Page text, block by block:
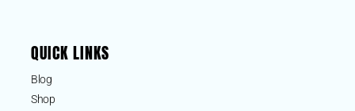
QUICK LINKS
Blog
Shop